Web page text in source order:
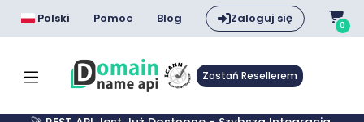
Polski Pomoc Blog Zaloguj się 0
Zostań Resellerem